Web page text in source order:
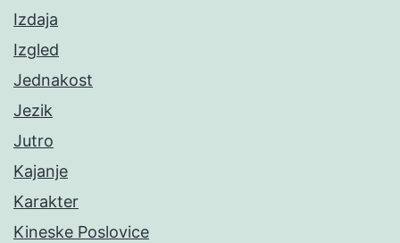
Izdaja
Izgled
Jednakost
Jezik
Jutro
Kajanje
Karakter
Kineske Poslovice